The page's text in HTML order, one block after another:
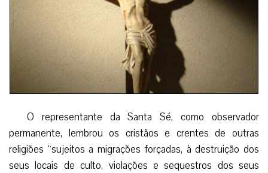
O representante da Santa Sé, como observador
permanente, lembrou os cristãos e crentes de outras
religiões “sujeitos a migrações forçadas, à destruição dos
seus locais de culto, violações e sequestros dos seus